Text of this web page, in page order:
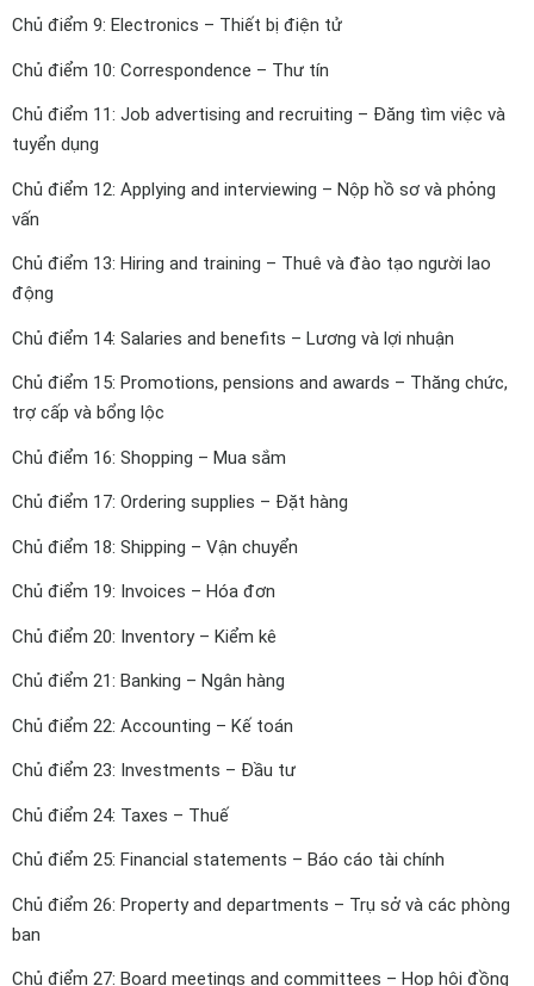
Chủ điểm 9: Electronics – Thiết bị điện tử
Chủ điểm 10: Correspondence – Thư tín
Chủ điểm 11: Job advertising and recruiting – Đăng tìm việc và
tuyển dụng
Chủ điểm 12: Applying and interviewing – Nộp hồ sơ và phỏng
vấn
Chủ điểm 13: Hiring and training – Thuê và đào tạo người lao
động
Chủ điểm 14: Salaries and benefits – Lương và lợi nhuận
Chủ điểm 15: Promotions, pensions and awards – Thăng chức,
trợ cấp và bổng lộc
Chủ điểm 16: Shopping – Mua sắm
Chủ điểm 17: Ordering supplies – Đặt hàng
Chủ điểm 18: Shipping – Vận chuyển
Chủ điểm 19: Invoices – Hóa đơn
Chủ điểm 20: Inventory – Kiểm kê
Chủ điểm 21: Banking – Ngân hàng
Chủ điểm 22: Accounting – Kế toán
Chủ điểm 23: Investments – Đầu tư
Chủ điểm 24: Taxes – Thuế
Chủ điểm 25: Financial statements – Báo cáo tài chính
Chủ điểm 26: Property and departments – Trụ sở và các phòng
ban
Chủ điểm 27: Board meetings and committees – Họp hội đồng